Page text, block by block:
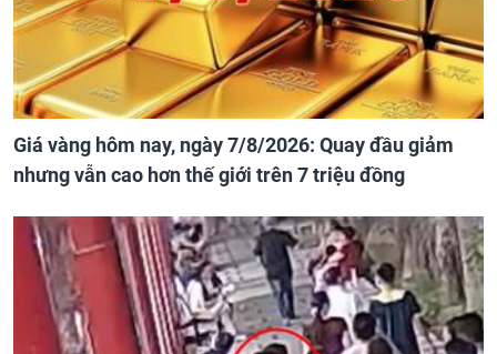
Giá vàng hôm nay, ngày 7/8/2026: Quay đầu giảm
nhưng vẫn cao hơn thế giới trên 7 triệu đồng